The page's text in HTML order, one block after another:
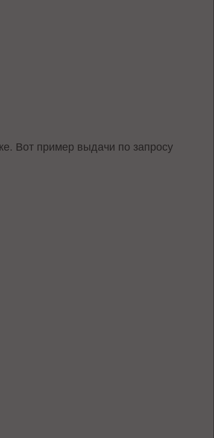
Вот пример выдачи по запросу